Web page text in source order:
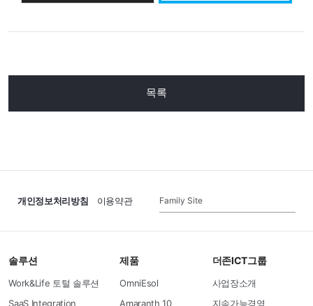
목록
개인정보처리방침 이용약관 Family Site
솔루션
Work&Life 토털 솔루션
SaaS Integration
제품
OmniEsol
Amaranth 10
더존ICT그룹
사업장소개
지속가능경영